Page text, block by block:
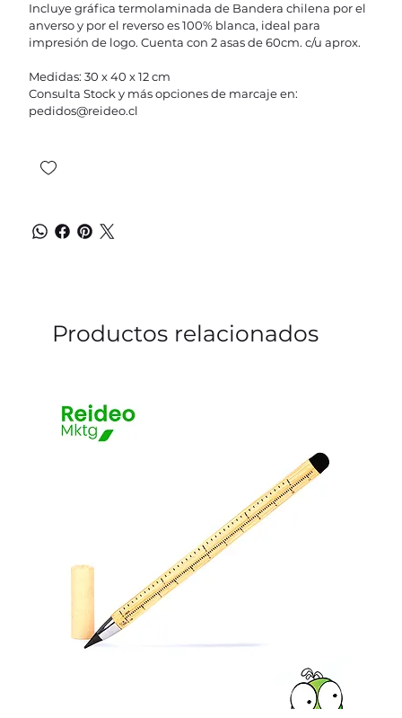
Incluye gráfica termolaminada de Bandera chilena por el
anverso y por el reverso es 100% blanca, ideal para
impresión de logo. Cuenta con 2 asas de 60cm. c/u aprox.
Medidas: 30 x 40 x 12 cm
Consulta Stock y más opciones de marcaje en:
pedidos@reideo.cl
Productos relacionados